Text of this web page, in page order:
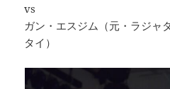
vs
ガン・エスジム（元・ラジャ
タイ）